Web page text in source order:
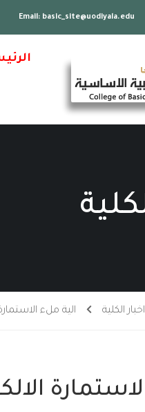
Email: basic_site@uodiyala.edu
اخبار الكلية الية ملء